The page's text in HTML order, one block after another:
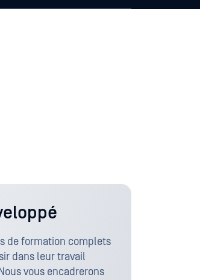
de formation complets
dans leur travail
vous encadrerons